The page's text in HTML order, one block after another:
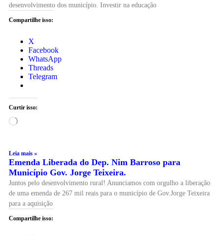
desenvolvimento dos município. Investir na educação
Compartilhe isso:
X
Facebook
WhatsApp
Threads
Telegram
Curtir isso:
Leia mais »
Emenda Liberada do Dep. Nim Barroso para
Município Gov. Jorge Teixeira.
Juntos pelo desenvolvimento rural! Anunciamos com orgulho a liberação
de uma emenda de 267 mil reais para o município de Gov.Jorge Teixeira
para a aquisição
Compartilhe isso: